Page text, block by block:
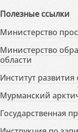
Полезные ссылки
Министерство
Министерство
области
Институт
Мурманский
Государственная